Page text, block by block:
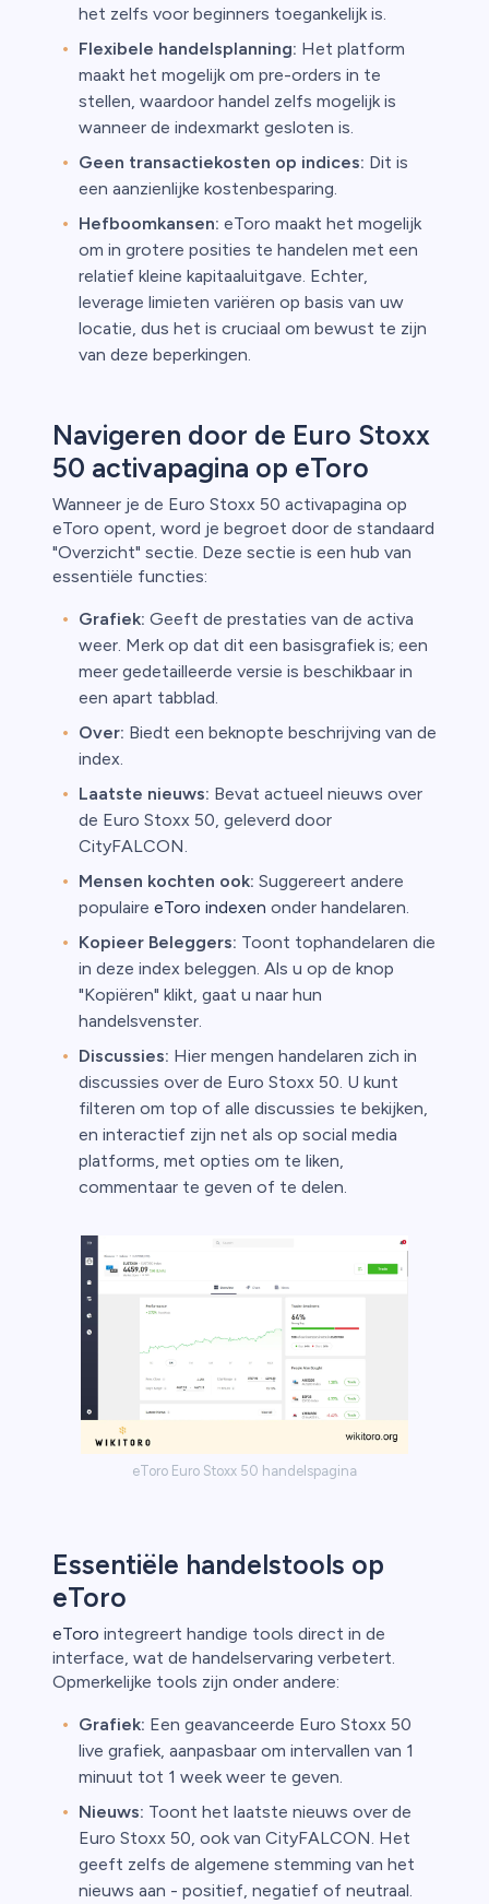
het zelfs voor beginners toegankelijk is.
Flexibele handelsplanning: Het platform
maakt het mogelijk om pre-orders in te
stellen, waardoor handel zelfs mogelijk is
wanneer de indexmarkt gesloten is.
Geen transactiekosten op indices: Dit is
een aanzienlijke kostenbesparing.
Hefboomkansen: eToro maakt het mogelijk
om in grotere posities te handelen met een
relatief kleine kapitaaluitgave. Echter,
leverage limieten variëren op basis van uw
locatie, dus het is cruciaal om bewust te zijn
van deze beperkingen.
Navigeren door de Euro Stoxx
50 activapagina op eToro
Wanneer je de Euro Stoxx 50 activapagina op
eToro opent, word je begroet door de standaard
"Overzicht" sectie. Deze sectie is een hub van
essentiële functies:
Grafiek: Geeft de prestaties van de activa
weer. Merk op dat dit een basisgrafiek is; een
meer gedetailleerde versie is beschikbaar in
een apart tabblad.
Over: Biedt een beknopte beschrijving van de
index.
Laatste nieuws: Bevat actueel nieuws over
de Euro Stoxx 50, geleverd door
CityFALCON.
Mensen kochten ook: Suggereert andere
populaire eToro indexen onder handelaren.
Kopieer Beleggers: Toont tophandelaren die
in deze index beleggen. Als u op de knop
"Kopiëren" klikt, gaat u naar hun
handelsvenster.
Discussies: Hier mengen handelaren zich in
discussies over de Euro Stoxx 50. U kunt
filteren om top of alle discussies te bekijken,
en interactief zijn net als op social media
platforms, met opties om te liken,
commentaar te geven of te delen.
eToro Euro Stoxx 50 handelspagina
Essentiële handelstools op
eToro
eToro integreert handige tools direct in de
interface, wat de handelservaring verbetert.
Opmerkelijke tools zijn onder andere:
Grafiek: Een geavanceerde Euro Stoxx 50
live grafiek, aanpasbaar om intervallen van 1
minuut tot 1 week weer te geven.
Nieuws: Toont het laatste nieuws over de
Euro Stoxx 50, ook van CityFALCON. Het
geeft zelfs de algemene stemming van het
nieuws aan - positief, negatief of neutraal.